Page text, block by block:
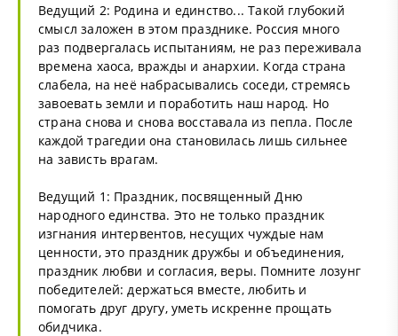
Ведущий 2: Родина и единство... Такой глубокий
смысл заложен в этом празднике. Россия много
раз подвергалась испытаниям, не раз переживала
времена хаоса, вражды и анархии. Когда страна
слабела, на неё набрасывались соседи, стремясь
завоевать земли и поработить наш народ. Но
страна снова и снова восставала из пепла. После
каждой трагедии она становилась лишь сильнее
на зависть врагам.
Ведущий 1: Праздник, посвященный Дню
народного единства. Это не только праздник
изгнания интервентов, несущих чуждые нам
ценности, это праздник дружбы и объединения,
праздник любви и согласия, веры. Помните лозунг
победителей: держаться вместе, любить и
помогать друг другу, уметь искренне прощать
обидчика.